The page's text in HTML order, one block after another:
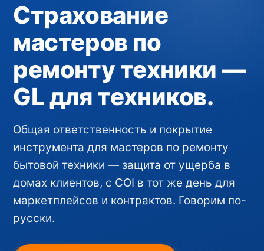
Страхование
мастеров по
ремонту техники —
GL для техников.
Общая ответственность и покрытие
инструмента для мастеров по ремонту
бытовой техники — защита от ущерба в
домах клиентов, с COI в тот же день для
маркетплейсов и контрактов. Говорим по-
русски.